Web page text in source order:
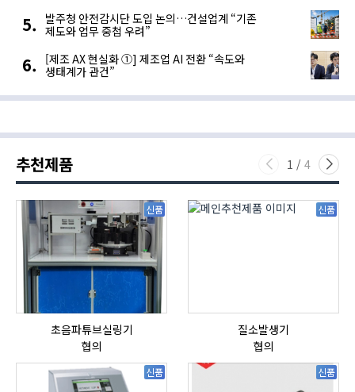
발주청 안전감시단 도입 논의…건설업계 “기존
제도와 업무 중첩 우려”
[제조 AX 현실화 ①] 제조업 AI 전환 “속도와
생태계가 관건”
추천제품 1 / 4
신품
초음파튜브실링기
협의
신품
질소발생기
협의
신품 신품